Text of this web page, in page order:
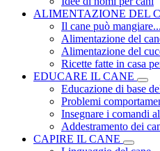
ALIMENTAZIONE DEL
Il cane può
Alimentazione del
Alimentazione del
Ricette fatte in casa
EDUCARE IL CANE
Educazione di base
Problemi
Insegnare i comandi
Addestramento dei
CAPIRE IL CANE